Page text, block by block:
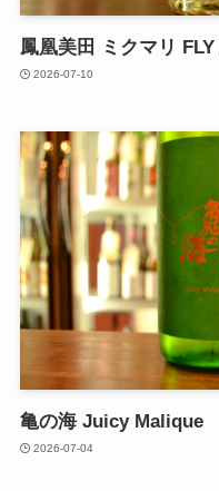
鳳凰美田 ミクマリ
2026-07-10
亀の海 Juicy Malique
2026-07-04